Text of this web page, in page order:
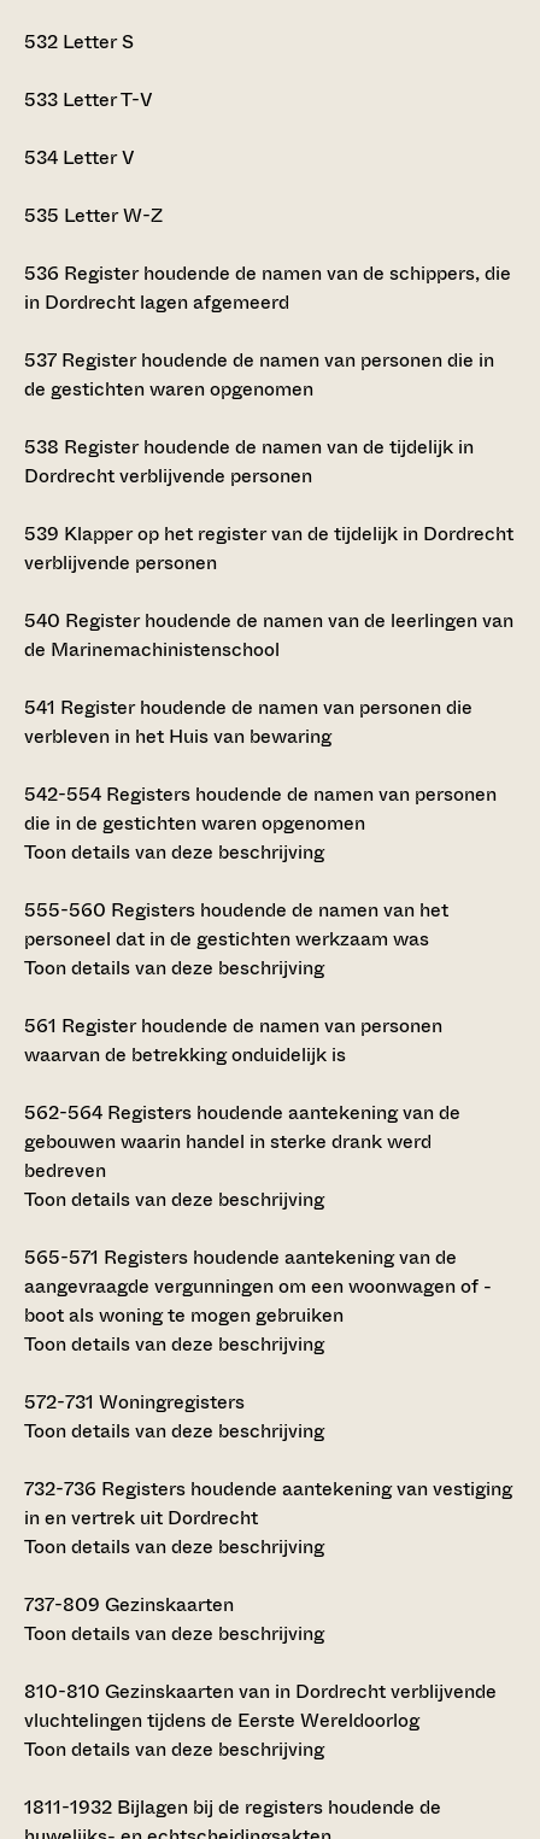
532 Letter S
533 Letter T-V
534 Letter V
535 Letter W-Z
536 Register houdende de namen van de schippers, die
in Dordrecht lagen afgemeerd
537 Register houdende de namen van personen die in
de gestichten waren opgenomen
538 Register houdende de namen van de tijdelijk in
Dordrecht verblijvende personen
539 Klapper op het register van de tijdelijk in Dordrecht
verblijvende personen
540 Register houdende de namen van de leerlingen van
de Marinemachinistenschool
541 Register houdende de namen van personen die
verbleven in het Huis van bewaring
542-554 Registers houdende de namen van personen
die in de gestichten waren opgenomen
Toon details van deze beschrijving
555-560 Registers houdende de namen van het
personeel dat in de gestichten werkzaam was
Toon details van deze beschrijving
561 Register houdende de namen van personen
waarvan de betrekking onduidelijk is
562-564 Registers houdende aantekening van de
gebouwen waarin handel in sterke drank werd
bedreven
Toon details van deze beschrijving
565-571 Registers houdende aantekening van de
aangevraagde vergunningen om een woonwagen of -
boot als woning te mogen gebruiken
Toon details van deze beschrijving
572-731 Woningregisters
Toon details van deze beschrijving
732-736 Registers houdende aantekening van vestiging
in en vertrek uit Dordrecht
Toon details van deze beschrijving
737-809 Gezinskaarten
Toon details van deze beschrijving
810-810 Gezinskaarten van in Dordrecht verblijvende
vluchtelingen tijdens de Eerste Wereldoorlog
Toon details van deze beschrijving
1811-1932 Bijlagen bij de registers houdende de